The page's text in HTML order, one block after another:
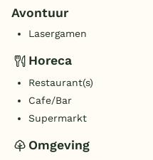
Avontuur
Lasergamen
Horeca
Restaurant(s)
Cafe/Bar
Supermarkt
Omgeving